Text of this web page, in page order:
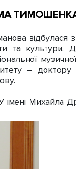
відбулася
та культури.
–
імені Михайла